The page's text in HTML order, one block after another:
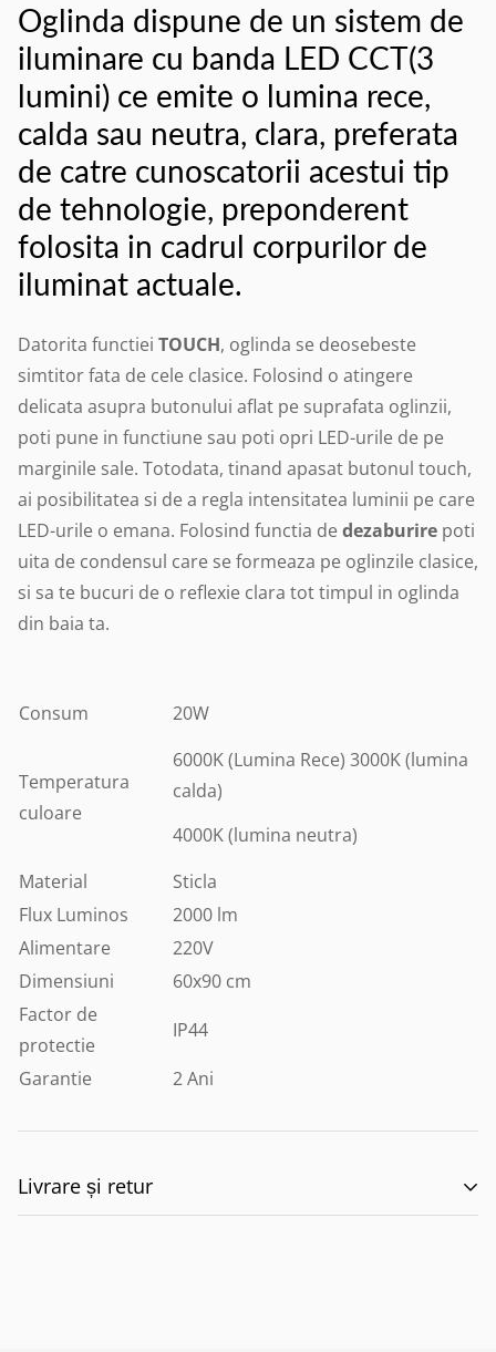
Oglinda dispune de un sistem de
iluminare cu banda LED CCT(3
lumini) ce emite o lumina rece,
calda sau neutra, clara, preferata
de catre cunoscatorii acestui tip
de tehnologie, preponderent
folosita in cadrul corpurilor de
iluminat actuale.
Datorita functiei TOUCH, oglinda se deosebeste
simtitor fata de cele clasice. Folosind o atingere
delicata asupra butonului aflat pe suprafata oglinzii,
poti pune in functiune sau poti opri LED-urile de pe
marginile sale. Totodata, tinand apasat butonul touch,
ai posibilitatea si de a regla intensitatea luminii pe care
LED-urile o emana. Folosind functia dedezaburire poti
uita de condensul care se formeaza pe oglinzile clasice,
si sa te bucuri de o reflexie clara tot timpul in oglinda
din baia ta.
Consum 20W
Temperatura
culoare
6000K (Lumina Rece) 3000K (lumina
calda)
4000K (lumina neutra)
Material
Sticla
Flux Luminos
2000 lm
Alimentare
220V
Dimensiuni
60x90 cm
Factor de
protectie
IP44
Garantie
2 Ani
Livrare și retur